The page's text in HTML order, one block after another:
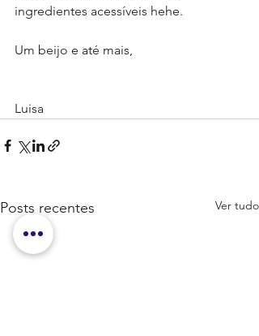
ingredientes acessíveis hehe.
Um beijo e até mais,
Luisa
Posts recentes Ver tudo